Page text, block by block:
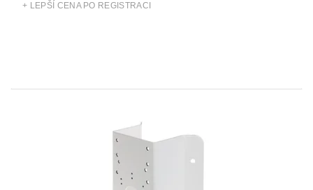
+ LEPŠÍ CENA PO REGISTRACI